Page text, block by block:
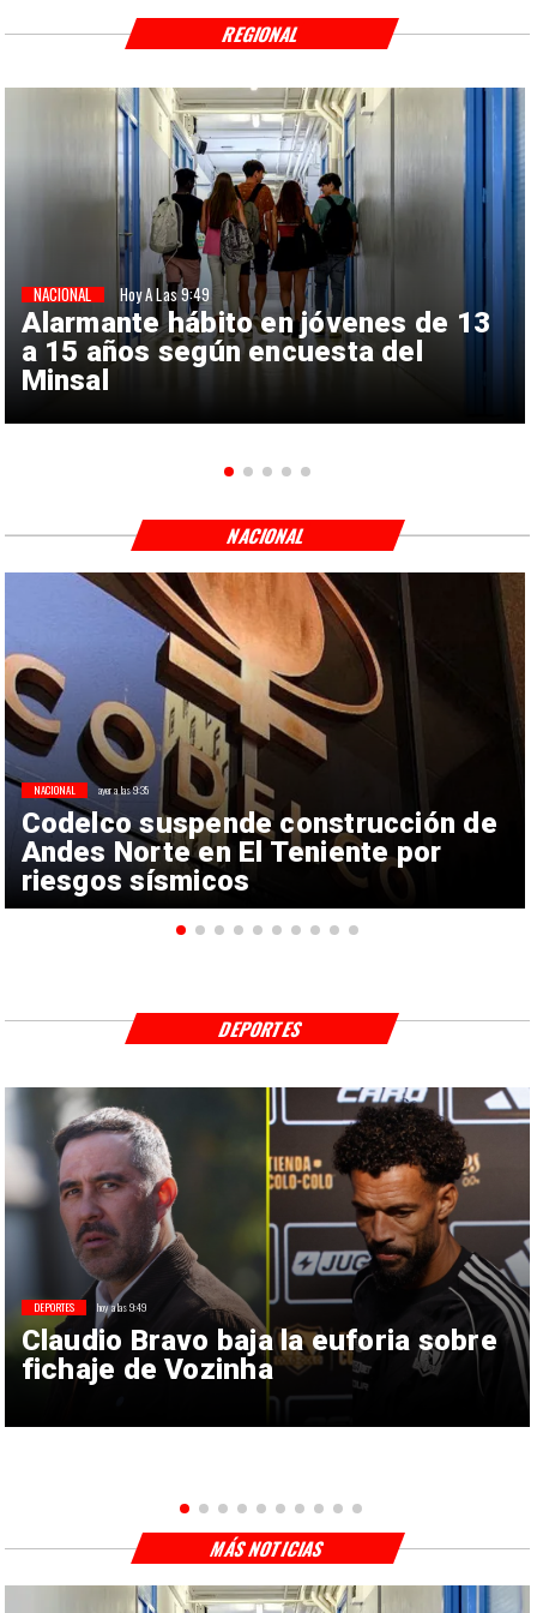
Alarmante hábito en jóvenes de 13
a 15 años según encuesta del
Minsal
NACIONAL Hoy A Las 9:49
REGIONAL
Codelco suspende construcción de
Andes Norte en El Teniente por
riesgos sísmicos
NACIONAL ayer a las 9:35
NACIONAL
Claudio Bravo baja la euforia sobre
fichaje de Vozinha
DEPORTES hoy a las 9:49
DEPORTES
MÁS NOTICIAS